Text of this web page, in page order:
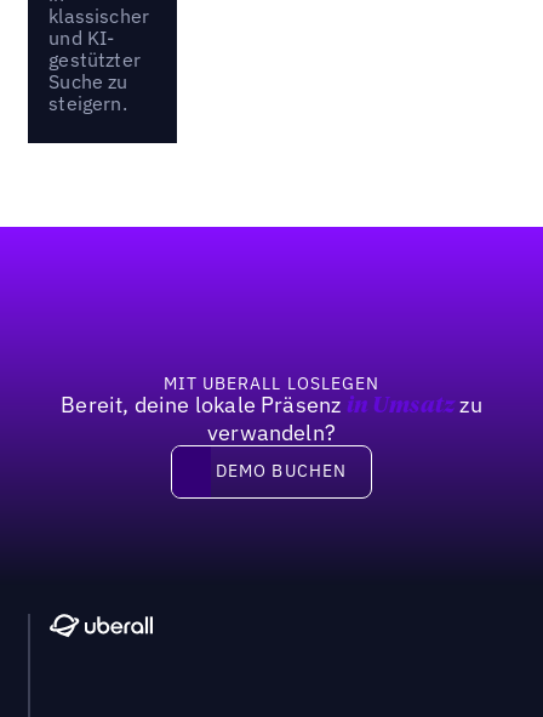
klassischer
und KI-
gestützter
Suche zu
steigern.
MIT UBERALL LOSLEGEN
Bereit, deine lokale Präsenz in Umsatzzu
verwandeln?
DEMO BUCHEN
DEMO BUCHEN